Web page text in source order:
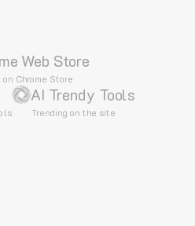
Web Store
on Chrome Store
AI Trendy Tools
Trending on the site